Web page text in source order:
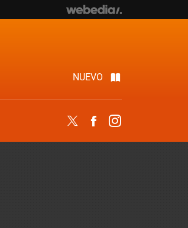
NUEVO
Twitter Facebook